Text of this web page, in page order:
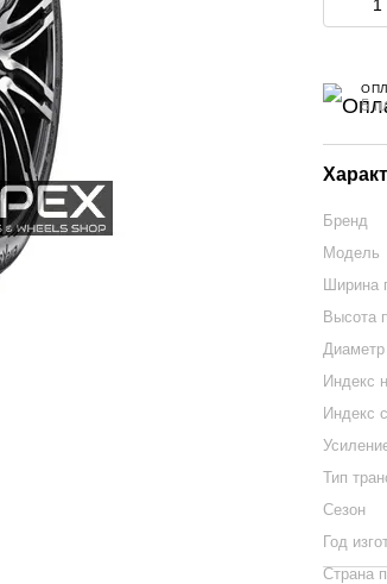
5
Бренд
Модель
Ширина
Высота
Диаметр
Индекс
Индекс
Тип
Сезон
Год
Страна